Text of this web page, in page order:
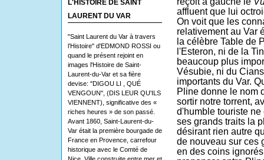
L'HISTOIRE DE SAINT
LAURENT DU VAR
"Saint Laurent du Var à travers
l’Histoire" d'EDMOND ROSSI ou
quand le présent rejoint en
images l'Histoire de Saint-
Laurent-du-Var et sa fière
devise: "DIGOU LI , QUÉ
VENGOUN", (DIS LEUR QU'ILS
VIENNENT), significative des «
riches heures » de son passé.
Avant 1860, Saint-Laurent-du-
Var était la première bourgade de
France en Provence, carrefour
historique avec le Comté de
affluent que lui
On voit que les
relativement au Var
la célèbre Table de
l'Esteron, ni de la
beaucoup plus
Vésubie, ni du
importants du Var.
Pline donne le nom
sortir notre torrent,
d'humble touriste
ses grands traits la
désirant rien autre
de nouveau sur ces
en des coins